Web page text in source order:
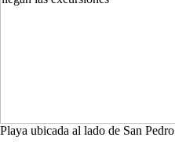
Playa ubicada al lado de San Pedro